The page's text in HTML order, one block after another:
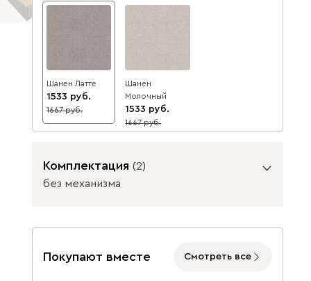
Шанен Латте
1533
8
1667
Шанен
Молочный
1533
8
1667
Бежевый Графит Жёлтый
Комплектация (2)
без механизма
без механизма с механизмом
Покупают вместе Смотреть все